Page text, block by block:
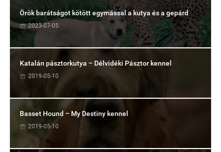
Örök barátságot kötött egymással a kutya és a gepárd
2023-07-05
Katalán pásztorkutya – Délvidéki Pásztor kennel
2019-05-10
Basset Hound – My Destiny kennel
2019-05-10